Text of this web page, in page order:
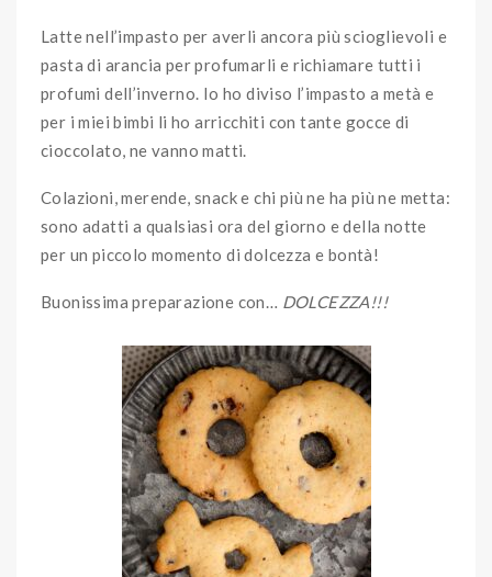
Latte nell’impasto per averli ancora più scioglievoli e
pasta di arancia per profumarli e richiamare tutti i
profumi dell’inverno. Io ho diviso l’impasto a metà e
per i miei bimbi li ho arricchiti con tante gocce di
cioccolato, ne vanno matti.
Colazioni, merende, snack e chi più ne ha più ne metta:
sono adatti a qualsiasi ora del giorno e della notte
per un piccolo momento di dolcezza e bontà!
Buonissima preparazione con… DOLCEZZA!!!